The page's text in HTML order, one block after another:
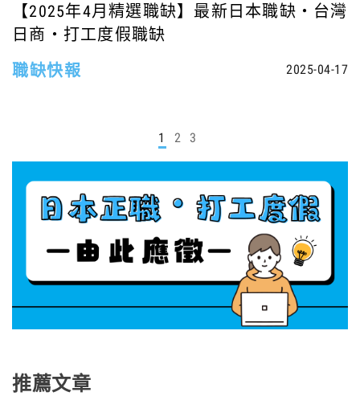
【2025年4月精選職缺】最新日本職缺・台灣
日商・打工度假職缺
職缺快報
2025-04-17
1 2 3
推薦文章